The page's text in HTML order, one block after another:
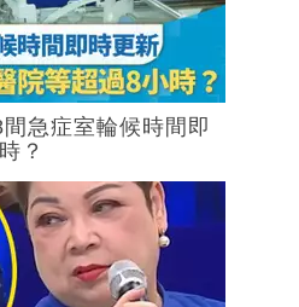
急症室輪候時間即
？